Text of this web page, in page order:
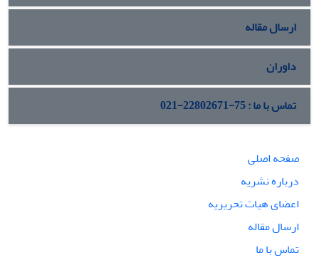
ارسال مقاله
داوران
تماس با ما : 75-22802671-021
صفحه اصلی
درباره نشریه
اعضای هیات تحریریه
ارسال مقاله
تماس با ما